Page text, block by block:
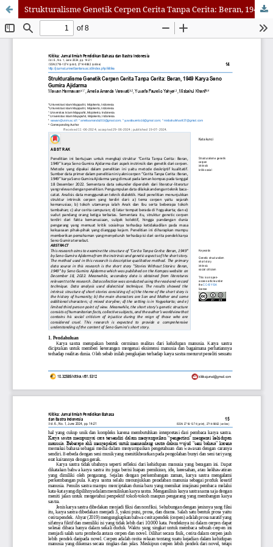
Strukturalisme Genetik Cerpen Cerita Tanpa Cerita: Beran, 1949 Karya Seno Gumira Ajidarma